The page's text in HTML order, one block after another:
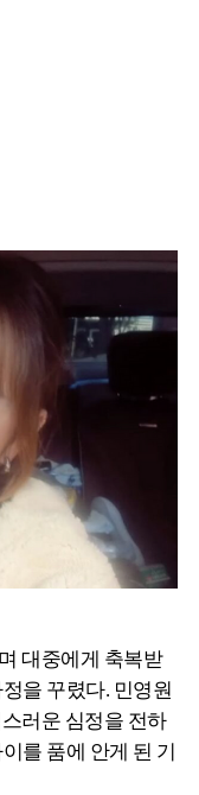
대중에게 축복받
을 꾸렸다. 민영원
러운 심정을 전하
를 품에 안게 된 기